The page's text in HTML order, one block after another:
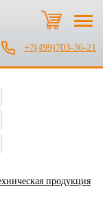
+7(499)703-36-21
продукция